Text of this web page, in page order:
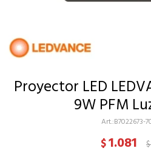
Proyector LED
9W PFM
B7022673-
$1.081 $